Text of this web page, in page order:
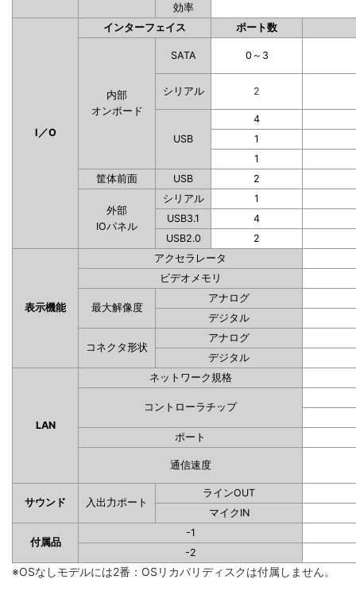
効率
I／O
インターフェイス ポート数
内部
オンボード
SATA 0～3
シリアル 2
USB
4
1
1
筐体前面
USB 2
外部
IOパネル
シリアル
1
USB3.1
4
USB2.0
2
表示機能
アクセラレータ
ビデオメモリ
最大解像度
アナログ
デジタル
コネクタ形状
アナログ
デジタル
LAN
ネットワーク規格
コントローラチップ
ポート
通信速度
サウンド 入出力ポート
ラインOUT
マイクIN
付属品
-1
-2
※OSなしモデルには2番：OSリカバリディスクは付属しません。